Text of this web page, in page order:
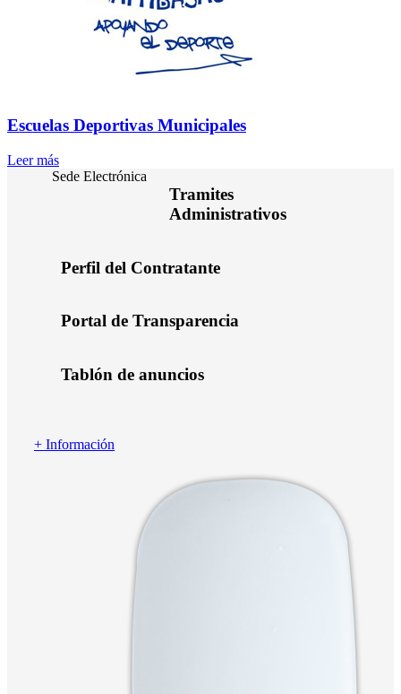
Escuelas Deportivas Municipales
Leer más
Sede Electrónica
Tramites
Administrativos
Perfil del Contratante
Portal de Transparencia
Tablón de anuncios
+ Información